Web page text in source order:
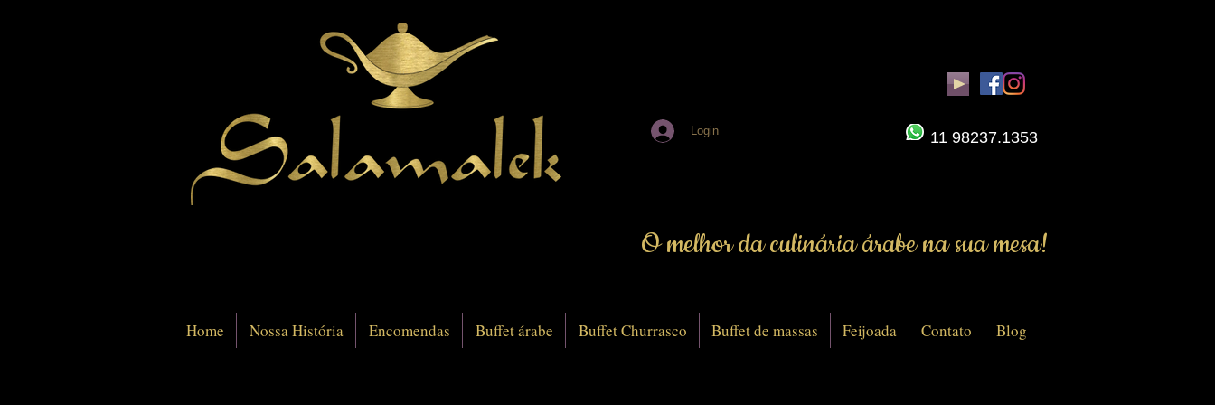
Login 11 98237.1353
O melhor da culinária árabe na sua mesa!
Home Nossa História Encomendas Buffet árabe Buffet Churrasco Buffet de massas Feijoada Contato Blog